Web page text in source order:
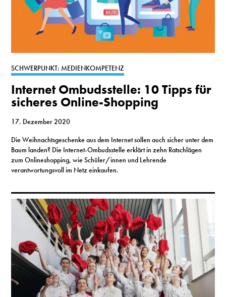
SCHWERPUNKT: MEDIENKOMPETENZ
Internet Ombudsstelle: 10 Tipps für
sicheres Online-Shopping
17. Dezember 2020
Die Weihnachtsgeschenke aus dem Internet sollen auch sicher unter dem
Baum landen? Die Internet-Ombudsstelle erklärt in zehn Ratschlägen
zum Onlineshopping, wie Schüler/innen und Lehrende
verantwortungsvoll im Netz einkaufen.